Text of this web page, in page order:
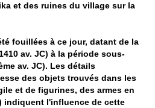
et des ruines du village sur ​​la
fouillées à ce jour, datant de la
av. JC) à la période sous-
av. JC). Les détails
des objets trouvés dans les
et de figurines, des armes en
indiquent l'influence de cette